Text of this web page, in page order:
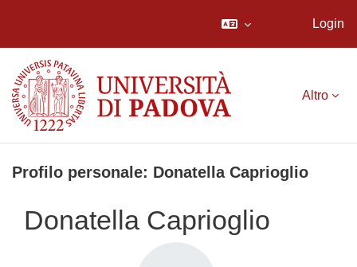
Login
Altro
Profilo personale: Donatella Caprioglio
Donatella Caprioglio